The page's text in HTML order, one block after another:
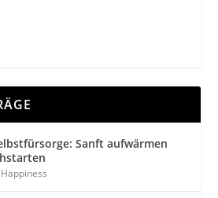
Sanft aufwärmen
Happiness